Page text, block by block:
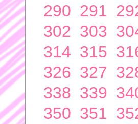
290 291
302 303
314 315
326 327
338 339
350 351